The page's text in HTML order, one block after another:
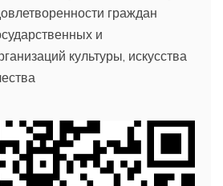
граждан
и
культуры, искусства